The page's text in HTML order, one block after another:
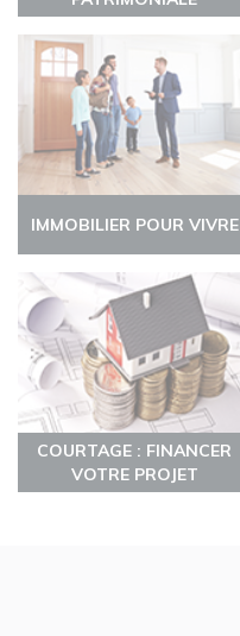
IMMOBILIER POUR VIVRE
COURTAGE : FINANCER
VOTRE PROJET